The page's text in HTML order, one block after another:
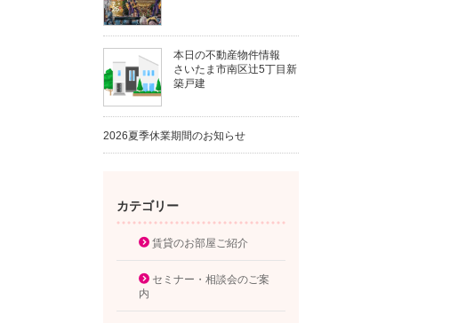
本日の不動産物件情報
さいたま市南区辻5丁目新
築戸建
2026夏季休業期間のお知らせ
カテゴリー
賃貸のお部屋ご紹介
セミナー・相談会のご案
内